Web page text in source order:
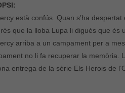
està confús. Quan s’ha
que la lloba Lupa li digués que és
arriba a un campament per a
no li fa recuperar la memòria.
entrega de la sèrie Els Herois de